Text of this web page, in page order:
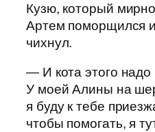
Кузю, который
Артем поморщился
чихнул.
— И кота этого надо
У моей Алины на
я буду к тебе
чтобы помогать, я